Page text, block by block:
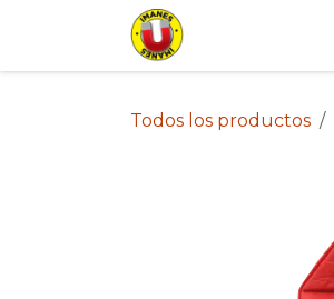
Todos los productos